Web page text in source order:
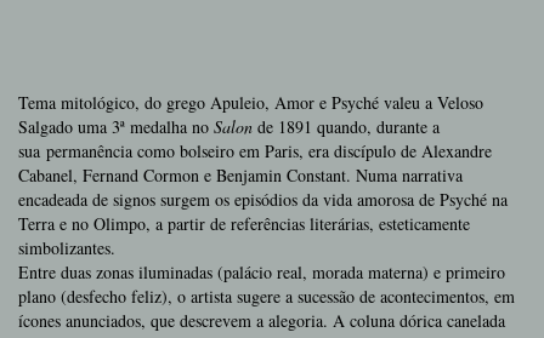
Tema mitológico, do grego Apuleio, Amor e Psyché valeu a Veloso
Salgado uma 3ª medalha no Salon de 1891 quando, durante a
sua permanência como bolseiro em Paris, era discípulo de Alexandre
Cabanel, Fernand Cormon e Benjamin Constant. Numa narrativa
encadeada de signos surgem os episódios da vida amorosa de Psyché na
Terra e no Olimpo, a partir de referências literárias, esteticamente
simbolizantes.
Entre duas zonas iluminadas (palácio real, morada materna) e primeiro
plano (desfecho feliz), o artista sugere a sucessão de acontecimentos, em
ícones anunciados, que descrevem a alegoria. A coluna dórica canelada